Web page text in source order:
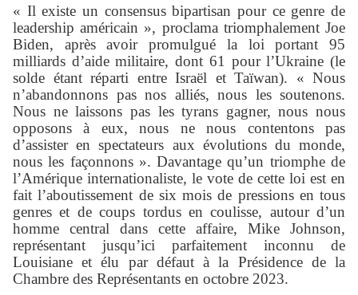
« Il existe un consensus bipartisan pour ce genre de
leadership américain », proclama triomphalement Joe
Biden, après avoir promulgué la loi portant 95
milliards d’aide militaire, dont 61 pour l’Ukraine (le
solde étant réparti entre Israël et Taïwan). « Nous
n’abandonnons pas nos alliés, nous les soutenons.
Nous ne laissons pas les tyrans gagner, nous nous
opposons à eux, nous ne nous contentons pas
d’assister en spectateurs aux évolutions du monde,
nous les façonnons ». Davantage qu’un triomphe de
l’Amérique internationaliste, le vote de cette loi est en
fait l’aboutissement de six mois de pressions en tous
genres et de coups tordus en coulisse, autour d’un
homme central dans cette affaire, Mike Johnson,
représentant jusqu’ici parfaitement inconnu de
Louisiane et élu par défaut à la Présidence de la
Chambre des Représentants en octobre 2023.